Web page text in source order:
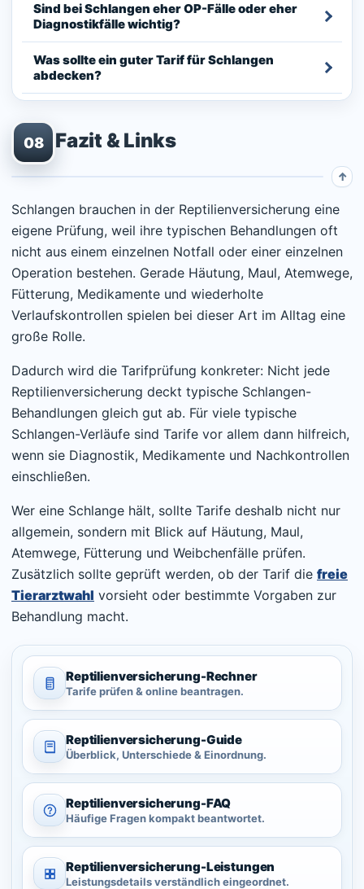
Sind bei Schlangen eher OP-Fälle oder eher
Diagnostikfälle wichtig?
Was sollte ein guter Tarif für Schlangen
abdecken?
08 Fazit & Links
Schlangen brauchen in der Reptilienversicherung eine
eigene Prüfung, weil ihre typischen Behandlungen oft
nicht aus einem einzelnen Notfall oder einer einzelnen
Operation bestehen. Gerade Häutung, Maul, Atemwege,
Fütterung, Medikamente und wiederholte
Verlaufskontrollen spielen bei dieser Art im Alltag eine
große Rolle.
Dadurch wird die Tarifprüfung konkreter: Nicht jede
Reptilienversicherung deckt typische Schlangen-
Behandlungen gleich gut ab. Für viele typische
Schlangen-Verläufe sind Tarife vor allem dann hilfreich,
wenn sie Diagnostik, Medikamente und Nachkontrollen
einschließen.
Wer eine Schlange hält, sollte Tarife deshalb nicht nur
allgemein, sondern mit Blick auf Häutung, Maul,
Atemwege, Fütterung und Weibchenfälle prüfen.
Zusätzlich sollte geprüft werden, ob der Tarif die freie
Tierarztwahl vorsieht oder bestimmte Vorgaben zur
Behandlung macht.
Reptilienversicherung-Rechner
Tarife prüfen & online beantragen.
Reptilienversicherung-Guide
Überblick, Unterschiede & Einordnung.
Reptilienversicherung-FAQ
Häufige Fragen kompakt beantwortet.
Reptilienversicherung-Leistungen
Leistungsdetails verständlich eingeordnet.